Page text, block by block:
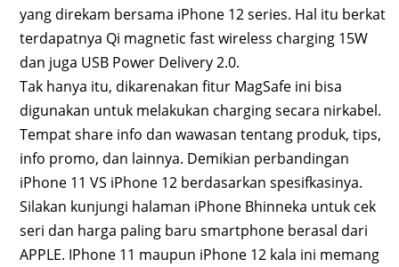
yang direkam bersama iPhone 12 series. Hal itu berkat
terdapatnya Qi magnetic fast wireless charging 15W
dan juga USB Power Delivery 2.0.
Tak hanya itu, dikarenakan fitur MagSafe ini bisa
digunakan untuk melakukan charging secara nirkabel.
Tempat share info dan wawasan tentang produk, tips,
info promo, dan lainnya. Demikian perbandingan
iPhone 11 VS iPhone 12 berdasarkan spesifkasinya.
Silakan kunjungi halaman iPhone Bhinneka untuk cek
seri dan harga paling baru smartphone berasal dari
APPLE. IPhone 11 maupun iPhone 12 kala ini memang